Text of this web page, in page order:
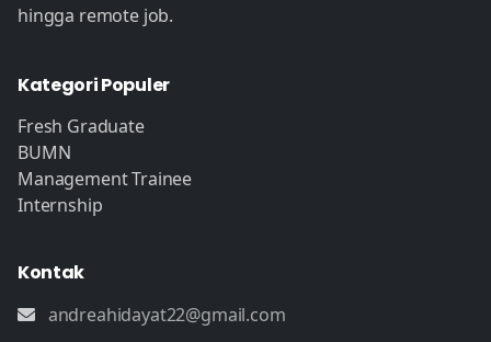
hingga remote job.
Kategori Populer
Fresh Graduate
BUMN
Management Trainee
Internship
Kontak
andreahidayat22@gmail.com